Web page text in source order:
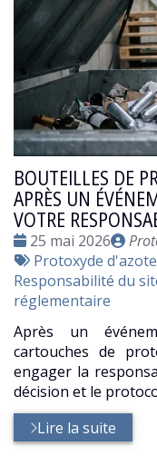
BOUTEILLES DE
APRÈS UN
VOTRE
Date
:
25 mai 2026
par
Tags
:
Protoxyde d'azote
Responsabilité du
réglementaire
Après un
cartouches de
engager la
décision et le
Lire la suite